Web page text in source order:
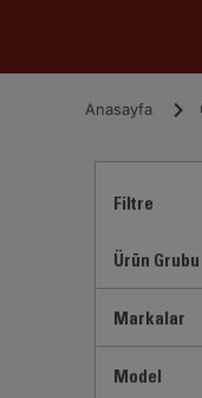
Anasayfa
Filtre
Ürün Grubu
Markalar
Model